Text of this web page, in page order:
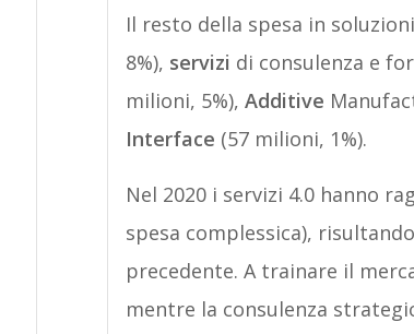
Il resto della spesa in
8%), servizi di consulenza e
milioni, 5%), Additive
Interface (57 milioni, 1%).
Nel 2020 i servizi 4.0 hanno
spesa complessica),
precedente. A trainare il
mentre la consulenza